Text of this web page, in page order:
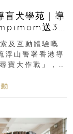
盲犬學苑｜導
送3
及互動體驗嘅
浮山警署香港導
寶大作戰」，家